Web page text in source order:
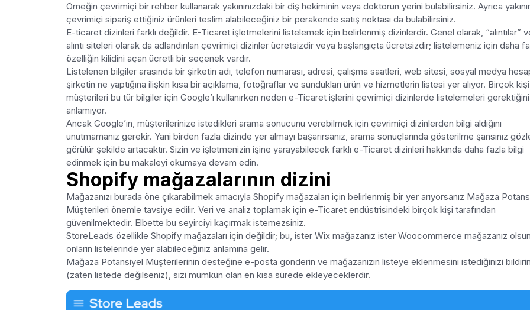
Örneğin çevrimiçi bir rehber kullanarak yakınınızdaki bir diş hekiminin veya doktorun yerini bulabilirsiniz. Ayrıca
çevrimiçi sipariş ettiğiniz ürünleri teslim alabileceğiniz bir perakende satış noktası da bulabilirsiniz.
E-ticaret dizinleri farklı değildir. E-Ticaret işletmelerini listelemek için belirlenmiş dizinlerdir. Genel olarak, “alıntılar”
alıntı siteleri olarak da adlandırılan çevrimiçi dizinler ücretsizdir veya başlangıçta ücretsizdir; listelemeniz için daha
özelliğin kilidini açan ücretli bir seçenek vardır.
Listelenen bilgiler arasında bir şirketin adı, telefon numarası, adresi, çalışma saatleri, web sitesi, sosyal medya
şirketin ne yaptığına ilişkin kısa bir açıklama, fotoğraflar ve sundukları ürün ve hizmetlerin listesi yer alıyor. Birçok
müşterileri bu tür bilgiler için Google’ı kullanırken neden e-Ticaret işlerini çevrimiçi dizinlerde listelemeleri gerektiğini
anlamıyor.
Ancak Google’ın, müşterilerinize istedikleri arama sonucunu verebilmek için çevrimiçi dizinlerden bilgi aldığını
unutmamanız gerekir. Yani birden fazla dizinde yer almayı başarırsanız, arama sonuçlarında gösterilme şansınız
görülür şekilde artacaktır. Sizin ve işletmenizin işine yarayabilecek farklı e-Ticaret dizinleri hakkında daha fazla bilgi
edinmek için bu makaleyi okumaya devam edin.
Shopify mağazalarının dizini
Mağazanızı burada öne çıkarabilmek amacıyla Shopify mağazaları için belirlenmiş bir yer arıyorsanız Mağaza
Müşterileri önemle tavsiye edilir. Veri ve analiz toplamak için e-Ticaret endüstrisindeki birçok kişi tarafından
güvenilmektedir. Elbette bu seyirciyi kaçırmak istemezsiniz.
StoreLeads özellikle Shopify mağazaları için değildir; bu, ister Wix mağazanız ister Woocommerce mağazanız
onların listelerinde yer alabileceğiniz anlamına gelir.
Mağaza Potansiyel Müşterilerinin desteğine e-posta gönderin ve mağazanızın listeye eklenmesini istediğinizi
(zaten listede değilseniz), sizi mümkün olan en kısa sürede ekleyeceklerdir.